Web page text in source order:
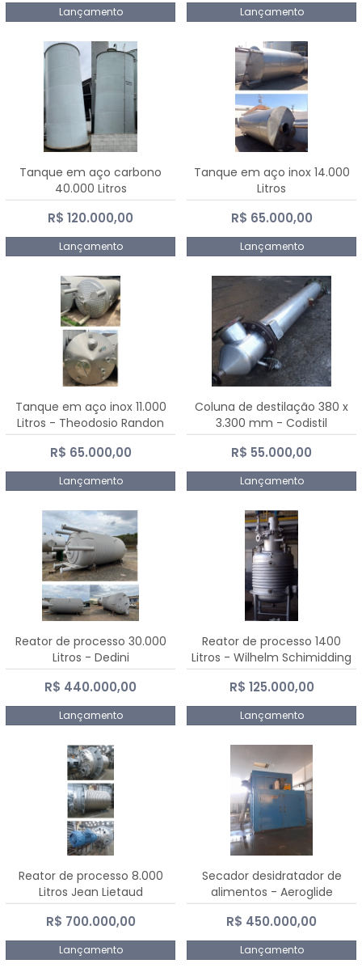
Lançamento Lançamento
Tanque em aço carbono
40.000 Litros
R$ 120.000,00
Lançamento
Tanque em aço inox 14.000
Litros
R$ 65.000,00
Lançamento
Tanque em aço inox 11.000
Litros - Theodosio Randon
R$ 65.000,00
Lançamento
Coluna de destilação 380 x
3.300 mm - Codistil
R$ 55.000,00
Lançamento
Reator de processo 30.000
Litros - Dedini
R$ 440.000,00
Lançamento
Reator de processo 1400
Litros - Wilhelm Schimidding
R$ 125.000,00
Lançamento
Reator de processo 8.000
Litros Jean Lietaud
R$ 700.000,00
Lançamento
Secador desidratador de
alimentos - Aeroglide
R$ 450.000,00
Lançamento